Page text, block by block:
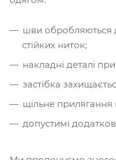
шви обробляються
стійких ниток;
накладні деталі
застібка
щільне
допустимі